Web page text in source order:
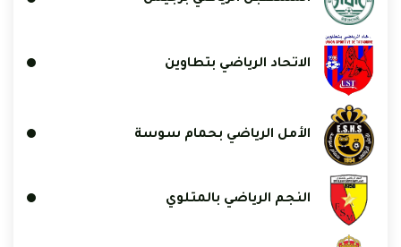
الاتحاد الرياضي بتطاوين
الأمل الرياضي بحمام سوسة
النجم الرياضي بالمتلوي